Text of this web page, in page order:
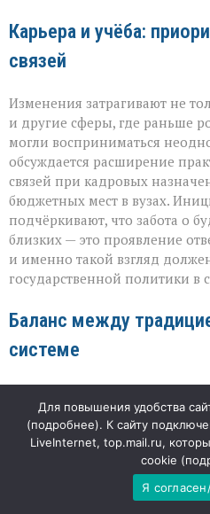
Карьера и учёба:
связей
Изменения затрагивают не
и другие сферы, где раньше
могли восприниматься
обсуждается расширение
связей при кадровых
бюджетных мест в вузах.
подчёркивают, что забота о
близких — это проявление
и именно такой взгляд
государственной политики
Баланс между
системе
воспринимает смягчение
восстановление
семья остаётся главным
что подобная переоценка
доверие к объективности
Для повышения удобства
(подробнее). К сайту
LiveInternet, top.mail.ru,
cookie (
Я